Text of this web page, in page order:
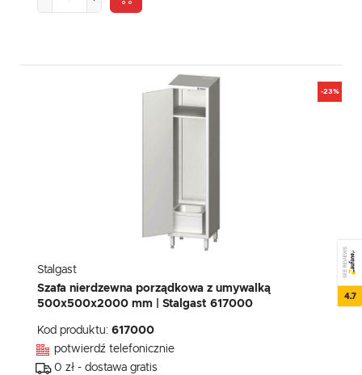
-23%
Stalgast
Szafa nierdzewna porządkowa z umywalką
500x500x2000 mm | Stalgast 617000
Kod produktu: 617000
potwierdź telefonicznie
0 zł - dostawa gratis
SEE REVIEWS
4.7